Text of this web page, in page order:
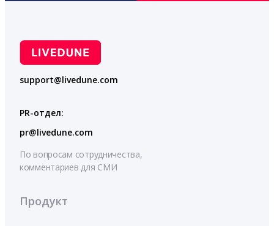
support@livedune.com
PR-отдел:
pr@livedune.com
По вопросам сотрудничества,
комментариев для СМИ
Продукт